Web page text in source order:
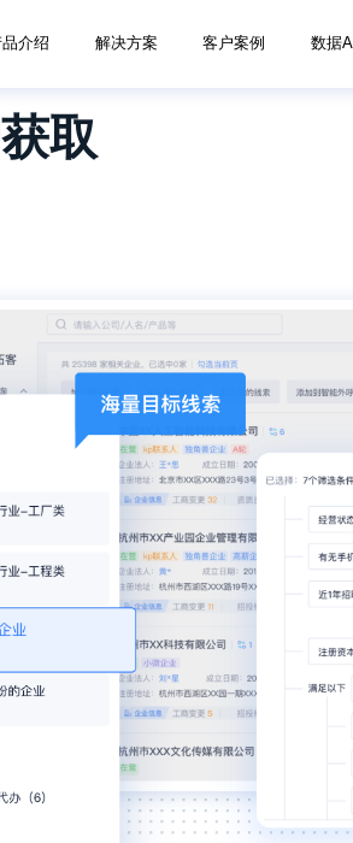
品介绍 解决方案 客户案例 数据
取